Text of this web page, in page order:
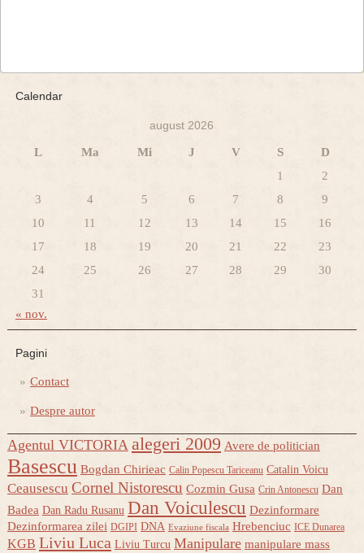
Calendar
august 2026
L Ma Mi J V S
D
1
2
3
4 5 6 7 8
9
10
11 12 13 14 15
16
17
18 19 20 21 22
23
24
25 26 27 28 29
30
31
« nov.
Pagini
Contact
Despre autor
Agentul VICTORIA alegeri 2009 Avere de politician
Basescu Bogdan Chirieac Calin Popescu Tariceanu Catalin Voicu
Ceausescu Cornel Nistorescu Cozmin Gusa Crin Antonescu Dan
Badea Dan Radu Rusanu Dan Voiculescu Dezinformare
Dezinformarea zilei DGIPI DNA Evaziune fiscala Hrebenciuc ICE Dunarea
KGB Liviu Luca Liviu Turcu Manipulare manipulare mass